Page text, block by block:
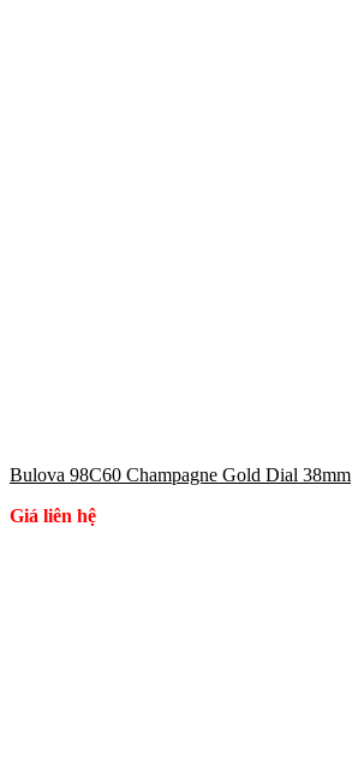
Bulova 98C60 Champagne Gold Dial 38mm
Giá liên hệ